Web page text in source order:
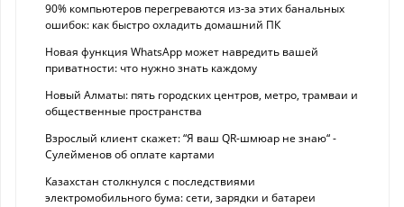
90% компьютеров перегреваются из-за этих банальных
ошибок: как быстро охладить домашний ПК
Новая функция WhatsApp может навредить вашей
приватности: что нужно знать каждому
Новый Алматы: пять городских центров, метро, трамваи и
общественные пространства
Взрослый клиент скажет: “Я ваш QR-шмюар не знаю“ -
Сулейменов об оплате картами
Казахстан столкнулся с последствиями
электромобильного бума: сети, зарядки и батареи